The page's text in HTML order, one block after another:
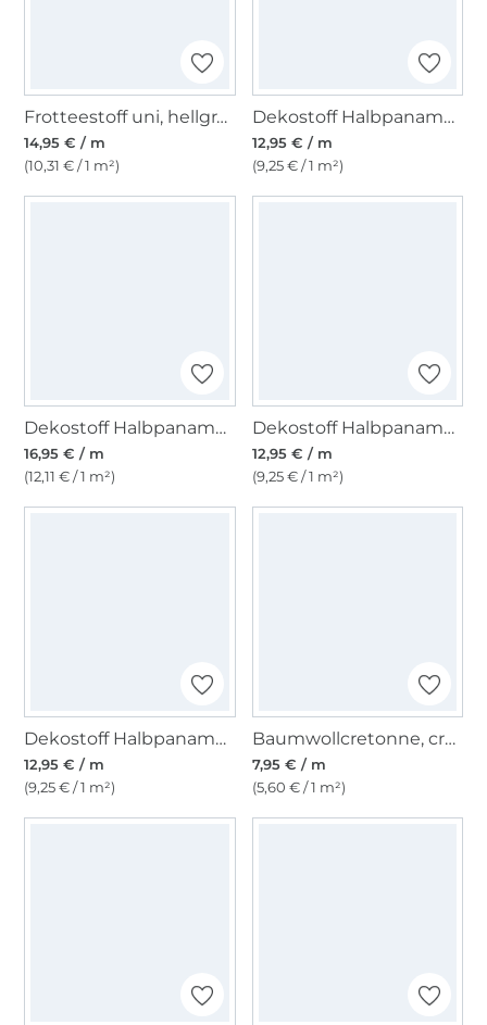
Frotteestoff uni, hellgrau
14,95 € / m
(10,31 € / 1 m²)
Dekostoff Halbpanama Pferde
12,95 € / m
(9,25 € / 1 m²)
Dekostoff Halbpanama Pfingstrosen, grau
16,95 € / m
(12,11 € / 1 m²)
Dekostoff Halbpanama Eukalyptus
12,95 € / m
(9,25 € / 1 m²)
Dekostoff Halbpanama Dackel
12,95 € / m
(9,25 € / 1 m²)
Baumwollcretonne, creme
7,95 € / m
(5,60 € / 1 m²)